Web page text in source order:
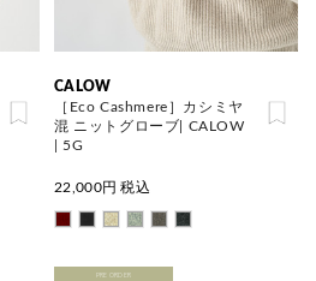
CALOW
［Eco Cashmere］カシミヤ
混 ニットグローブ| CALOW
| 5G
22,000円 税込
PRE ORDER